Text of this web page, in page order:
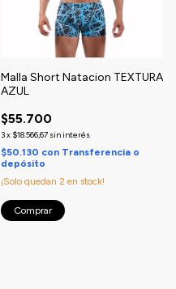
Malla Short Natacion TEXTURA
AZUL
$55.700
3x $18.566,67 sin interés
$50.130 con Transferencia o
depósito
¡Solo quedan 2 en stock!
Comprar